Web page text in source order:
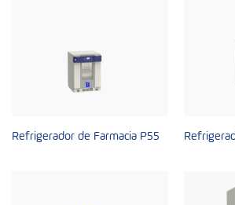
Refrigerador de Farmacia P55